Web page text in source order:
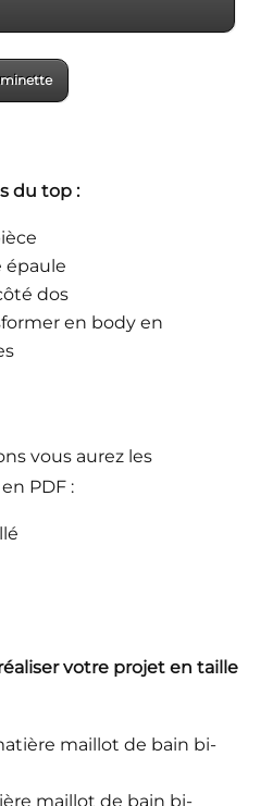
du top :
épaule
dos
en body en
vous aurez les
PDF :
votre projet en taille
maillot de bain bi-
maillot de bain bi-